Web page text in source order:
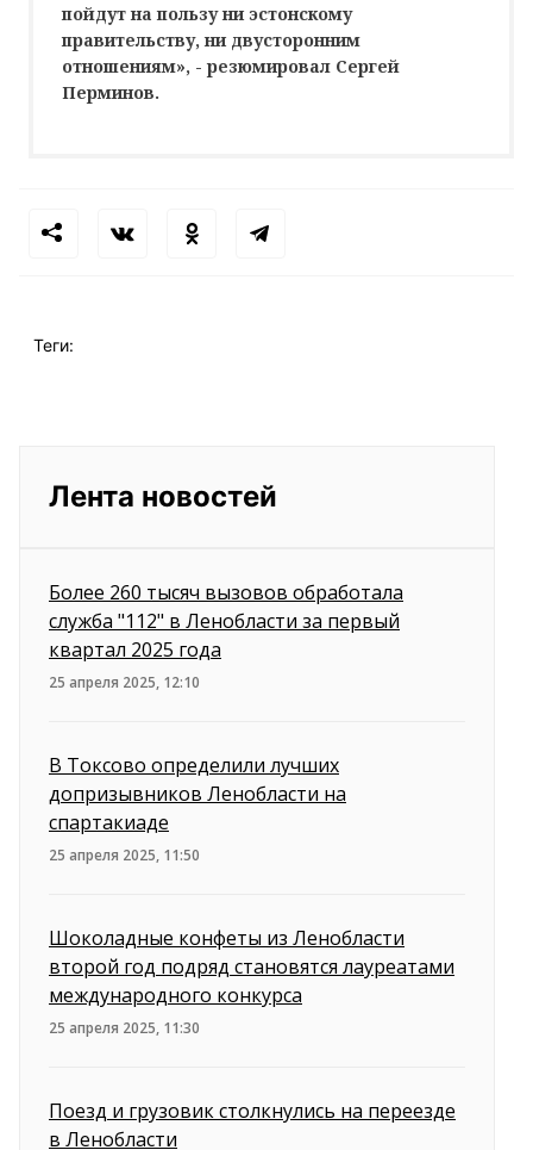
пойдут на пользу ни эстонскому
правительству, ни двусторонним
отношениям», - резюмировал Сергей
Перминов.
Теги:
Лента новостей
Более 260 тысяч вызовов обработала
служба "112" в Ленобласти за первый
квартал 2025 года
25 апреля 2025, 12:10
В Токсово определили лучших
допризывников Ленобласти на
спартакиаде
25 апреля 2025, 11:50
Шоколадные конфеты из Ленобласти
второй год подряд становятся лауреатами
международного конкурса
25 апреля 2025, 11:30
Поезд и грузовик столкнулись на переезде
в Ленобласти